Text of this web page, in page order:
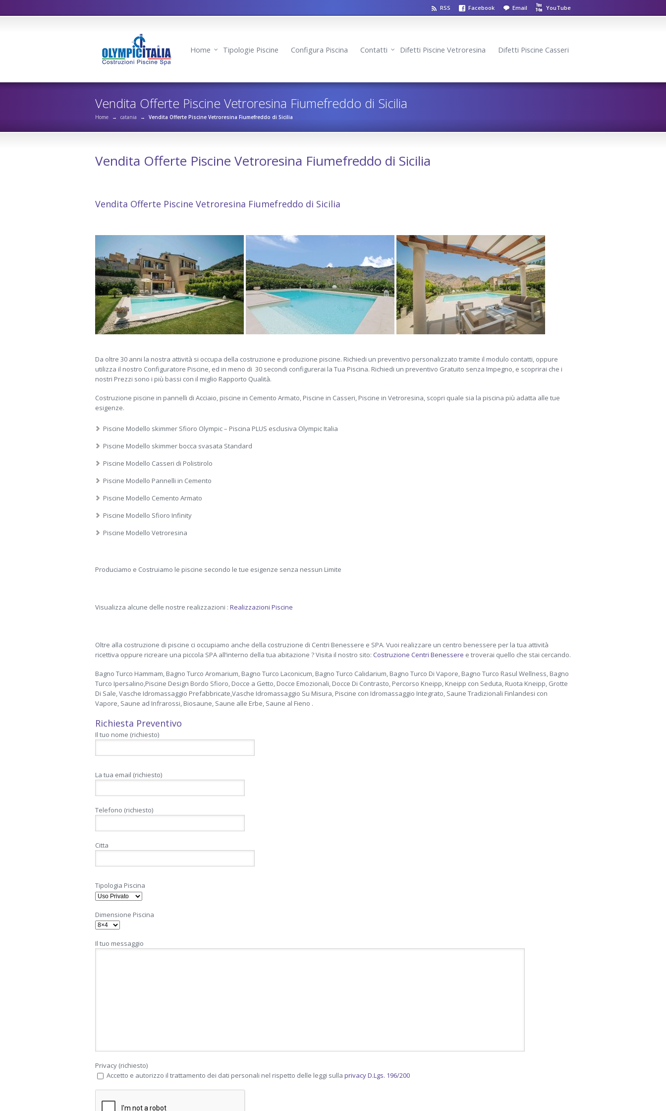
RSS Facebook Email YouTube
Home Tipologie Piscine Configura Piscina Contatti Difetti Piscine Vetroresina Difetti Piscine Casseri
Vendita Offerte Piscine Vetroresina Fiumefreddo di Sicilia
Home → catania → Vendita Offerte Piscine Vetroresina Fiumefreddo di Sicilia
Vendita Offerte Piscine Vetroresina Fiumefreddo di Sicilia
Vendita Offerte Piscine Vetroresina Fiumefreddo di Sicilia
Da oltre 30 anni la nostra attività si occupa della costruzione e produzione piscine. Richiedi un preventivo personalizzato tramite il modulo contatti, oppure
utilizza il nostro Configuratore Piscine, ed in meno di 30 secondi configurerai la Tua Piscina. Richiedi un preventivo Gratuito senza Impegno, e scoprirai che i
nostri Prezzi sono i più bassi con il miglio Rapporto Qualità.
Costruzione piscine in pannelli di Acciaio, piscine in Cemento Armato, Piscine in Casseri, Piscine in Vetroresina, scopri quale sia la piscina più adatta alle tue
esigenze.
Piscine Modello skimmer Sfioro Olympic – Piscina PLUS esclusiva Olympic Italia
Piscine Modello skimmer bocca svasata Standard
Piscine Modello Casseri di Polistirolo
Piscine Modello Pannelli in Cemento
Piscine Modello Cemento Armato
Piscine Modello Sfioro Infinity
Piscine Modello Vetroresina
Produciamo e Costruiamo le piscine secondo le tue esigenze senza nessun Limite
Visualizza alcune delle nostre realizzazioni : Realizzazioni Piscine
Oltre alla costruzione di piscine ci occupiamo anche della costruzione di Centri Benessere e SPA. Vuoi realizzare un centro benessere per la tua attività
ricettiva oppure ricreare una piccola SPA all’interno della tua abitazione ? Visita il nostro sito: Costruzione Centri Benessere e troverai quello che stai cercando.
Bagno Turco Hammam, Bagno Turco Aromarium, Bagno Turco Laconicum, Bagno Turco Calidarium, Bagno Turco Di Vapore, Bagno Turco Rasul Wellness, Bagno
Turco Ipersalino,Piscine Design Bordo Sfioro, Docce a Getto, Docce Emozionali, Docce Di Contrasto, Percorso Kneipp, Kneipp con Seduta, Ruota Kneipp, Grotte
Di Sale, Vasche Idromassaggio Prefabbricate,Vasche Idromassaggio Su Misura, Piscine con Idromassaggio Integrato, Saune Tradizionali Finlandesi con
Vapore, Saune ad Infrarossi, Biosaune, Saune alle Erbe, Saune al Fieno .
Richiesta Preventivo
Il tuo nome (richiesto)
La tua email (richiesto)
Telefono (richiesto)
Citta
Tipologia Piscina
Dimensione Piscina
Il tuo messaggio
Privacy (richiesto)
Accetto e autorizzo il trattamento dei dati personali nel rispetto delle leggi sulla privacy D.Lgs. 196/200